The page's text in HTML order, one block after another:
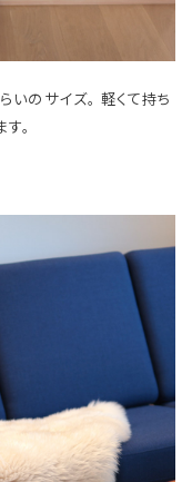
のサイズ。 軽くて持ち
。